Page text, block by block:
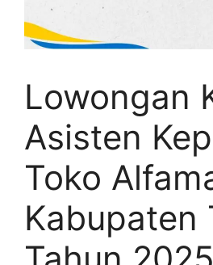
Lowongan
Asisten
Toko
Kabupaten